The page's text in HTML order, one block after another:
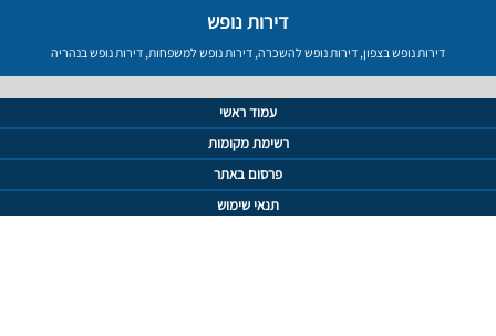
דירות נופש
דירות נופש בצפון, דירות נופש להשכרה, דירות נופש למשפחות, דירות נופש בנהריה
עמוד ראשי
רשימת מקומות
פרסום באתר
תנאי שימוש